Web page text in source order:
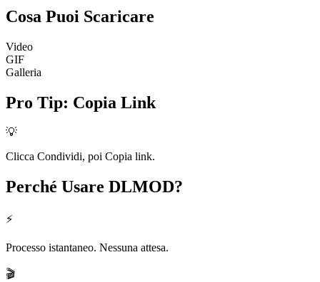
Cosa Puoi Scaricare
Video
GIF
Galleria
Pro Tip: Copia Link
💡
Clicca Condividi, poi Copia link.
Perché Usare DLMOD?
⚡
Processo istantaneo. Nessuna attesa.
🎬